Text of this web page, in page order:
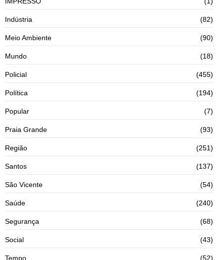
Indústria (82)
Meio Ambiente (90)
Mundo (18)
Policial (455)
Política (194)
Popular (7)
Praia Grande (93)
Região (251)
Santos (137)
São Vicente (54)
Saúde (240)
Segurança (68)
Social (43)
Tempo (52)